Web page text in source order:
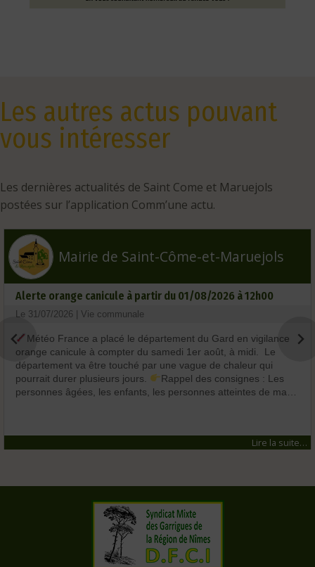
Les autres actus pouvant
vous intéresser
Les dernières actualités de Saint Come et Maruejols
postées sur l’application Comm’une actu.
Mairie de Saint-Côme-et-Maruejols
Alerte orange canicule à partir du 01/08/2026 à 12h00
Le 31/07/2026 | Vie communale
Météo France a placé le département du Gard en vigilance
orange canicule à compter du samedi 1er août, à midi. Le
département va être touché par une vague de chaleur qui
pourrait durer plusieurs jours.
Rappel des consignes : Les
personnes âgées, les enfants, les personnes atteintes de ma…
Lire la suite…